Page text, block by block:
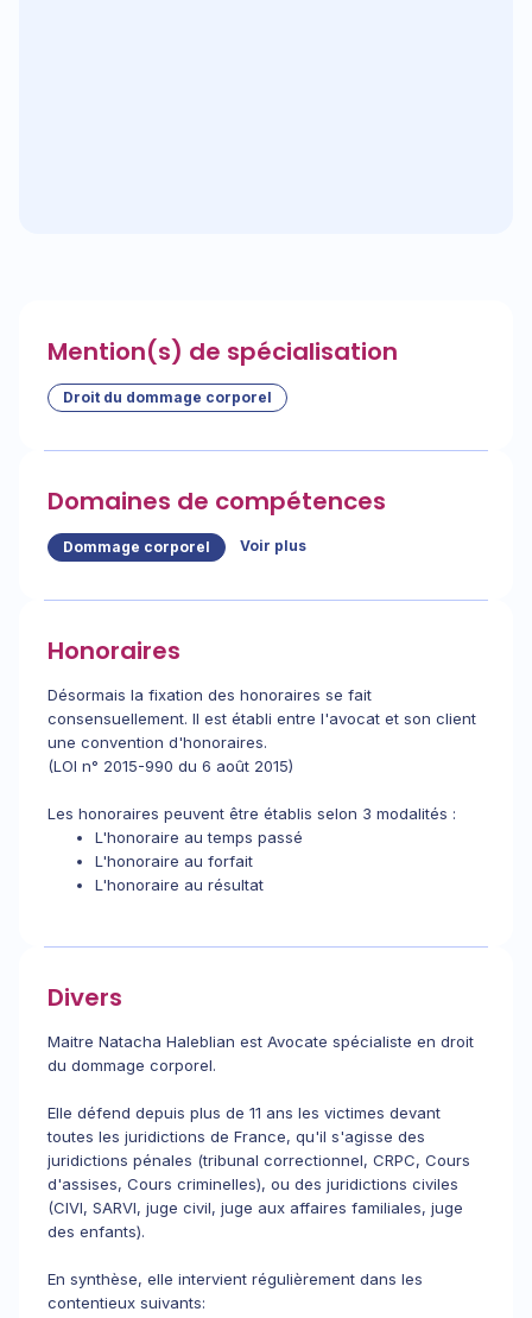
Mention(s) de spécialisation
Droit du dommage corporel
Domaines de compétences
Dommage corporel Voir plus
Honoraires
Désormais la fixation des honoraires se fait
consensuellement. Il est établi entre l'avocat et son client
une convention d'honoraires.
(LOI n° 2015-990 du 6 août 2015)
Les honoraires peuvent être établis selon 3 modalités :
L'honoraire au temps passé
L'honoraire au forfait
L'honoraire au résultat
Divers
Maitre Natacha Haleblian est Avocate spécialiste en droit
du dommage corporel.
Elle défend depuis plus de 11 ans les victimes devant
toutes les juridictions de France, qu'il s'agisse des
juridictions pénales (tribunal correctionnel, CRPC, Cours
d'assises, Cours criminelles), ou des juridictions civiles
(CIVI, SARVI, juge civil, juge aux affaires familiales, juge
des enfants).
En synthèse, elle intervient régulièrement dans les
contentieux suivants: